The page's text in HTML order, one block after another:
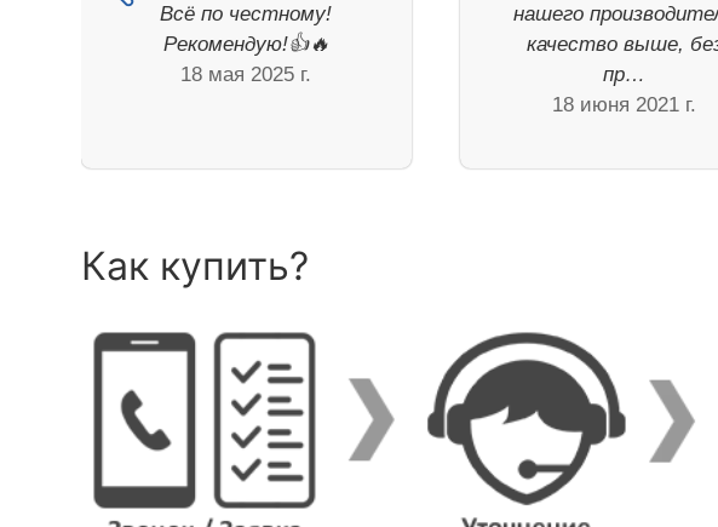
Всё по честному!
Рекомендую!👍🔥
18 мая 2025 г.
нашего
качество выше,
пр…
18 июня 2021 г.
Как купить?